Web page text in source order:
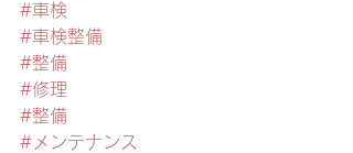
#車検
#車検整備
#整備
#修理
#整備
#メンテナンス